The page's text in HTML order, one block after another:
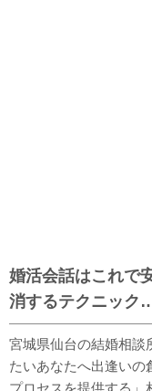
婚活会話はこれで
消するテクニック
宮城県仙台の結婚相
たいあなたへ出逢いの
プロセスを提供する」